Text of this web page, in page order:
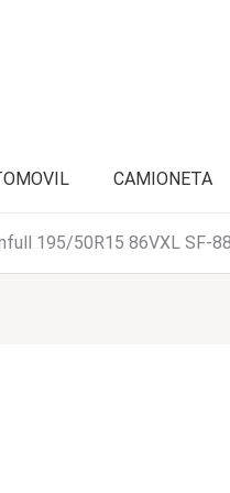
CAMIONETA
195/50R15 86VXL SF-